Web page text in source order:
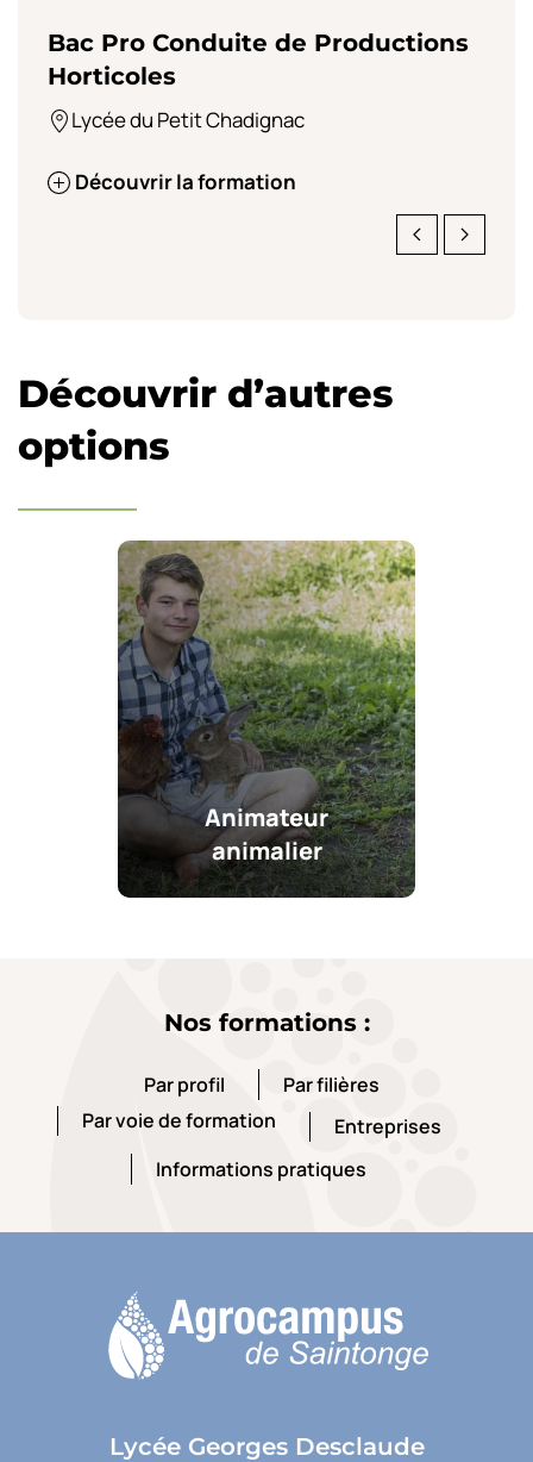
Bac Pro Conduite de Productions
Horticoles
Lycée du Petit Chadignac
Découvrir la formation
Découvrir d’autres
options
Animateur
animalier
Nos formations :
Par profil
Par profil
Par filières
Par filières
Par voie de formation
Par voie de formation
Entreprises
Informations pratiques
Lycée Georges Desclaude